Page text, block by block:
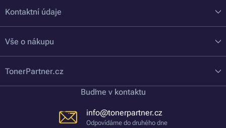
Kontaktní údaje
Vše o nákupu
TonerPartner.cz
Buďme v kontaktu
info@tonerpartner.cz
Odpovídáme do druhého dne